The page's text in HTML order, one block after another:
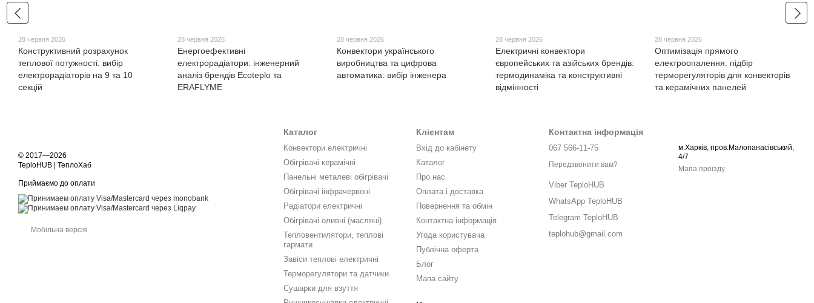
28 червня 2026
Конструктивний розрахунок
теплової потужності: вибір
електрорадіаторів на 9 та 10
секцій
28 червня 2026
Енергоефективні
електрорадіатори: інженерний
аналіз брендів Ecoteplo та
ERAFLYME
28 червня 2026
Конвектори українського
виробництва та цифрова
автоматика: вибір інженера
28 червня 2026
Електричні конвектори
європейських та азійських брендів:
термодинаміка та конструктивні
відмінності
28 червня 2026
Оптимізація прямого
електроопалення: підбір
терморегуляторів для конвекторів
та керамічних панелей
© 2017—2026
TeploHUB | ТеплоХаб
Приймаємо до оплати
Мобільна версія
Каталог
Конвектори електричні
Обігрівачі керамічні
Панельні металеві обігрівачі
Обігрівачі інфрачервоні
Радіатори електричні
Обігрівачі оливні (масляні)
Тепловентилятори, теплові
гармати
Завіси теплові електричні
Терморегулятори та датчики
Сушарки для взуття
Клієнтам
Вхід до кабінету
Каталог
Про нас
Оплата і доставка
Повернення та обмін
Контактна інформація
Угода користувача
Публічна оферта
Блог
Мапа сайту
Контактна інформація
067 566-11-75
Передзвонити вам?
Viber TeploHUB
WhatsApp TeploHUB
Telegram TeploHUB
teplohub@gmail.com
м.Харків, пров.Малопанасівський,
4/7
Мапа проїзду